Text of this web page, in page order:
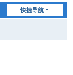
快捷导航